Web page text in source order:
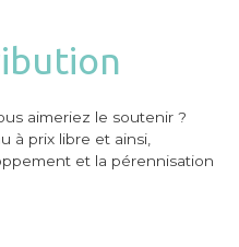
aimeriez le soutenir ?
à prix libre et ainsi,
et la pérennisation